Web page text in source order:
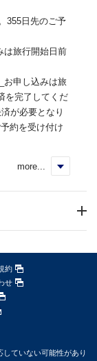
355日先のご予
は旅行開始日前
お申し込みは旅
を完了してくだ
が必要となり
約を受け付け
more...
約
せ
ていない可能性があり